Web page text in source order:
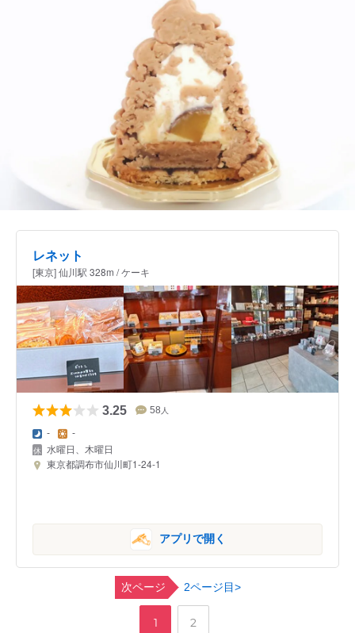
レネット
[東京] 仙川駅 328m / ケーキ
3.25 58 人
- -
水曜日、木曜日
東京都調布市仙川町1-24-1
アプリで開く
次ページ 2ページ目>
ペ1
,
ペ
2